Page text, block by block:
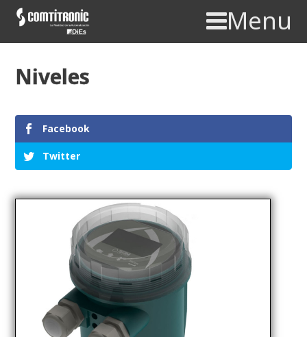
Menu
Niveles
Facebook
Twitter